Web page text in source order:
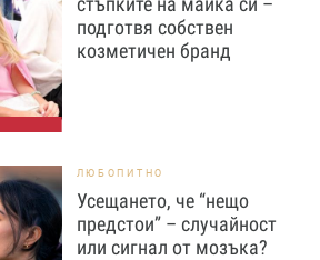
подготвя собствен
козметичен бранд
ЛЮБОПИТНО
Усещането, че “нещо
предстои” – случайност
или сигнал от мозъка?